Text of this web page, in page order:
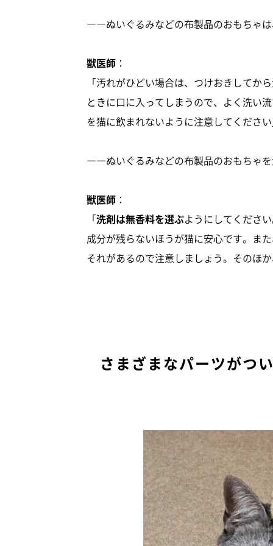
――ぬいぐるみなどの布製品のおもちゃ
獣医師 ：
「汚れがひどい場合は、つけおきしてか
ときに口に入ってしまうので、よく洗い
を猫に飲まれないように注意してくださ
――ぬいぐるみなどの布製品のおもちゃ
獣医師 ：
「洗剤は無香料を選ぶようにしてくださ
成分が残らないほうが猫に安心です。ま
それがあるので注意しましょう。そのほ
さまざまなパーツがつ